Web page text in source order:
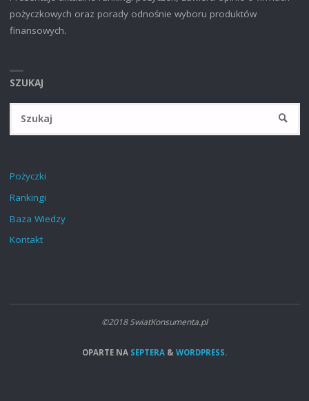
pożyczkowych oraz porady odnośnie wyboru produktów
finansowych.
SZUKAJ
Pożyczki
Rankingi
Baza Wiedzy
Kontakt
©2018 SwiatKonsumenta.pl
OPARTE NA SEPTERA & WORDPRESS.